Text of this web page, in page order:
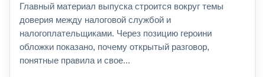
Главный материал выпуска строится вокруг темы
доверия между налоговой службой и
налогоплательщиками. Через позицию героини
обложки показано, почему открытый разговор,
понятные правила и свое...